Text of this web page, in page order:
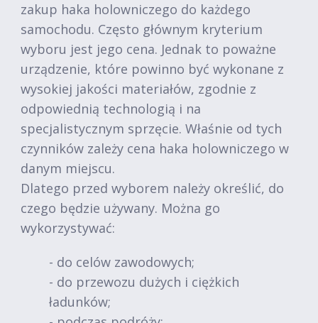
zakup haka holowniczego do każdego
samochodu. Często głównym kryterium
wyboru jest jego cena. Jednak to poważne
urządzenie, które powinno być wykonane z
wysokiej jakości materiałów, zgodnie z
odpowiednią technologią i na
specjalistycznym sprzęcie. Właśnie od tych
czynników zależy cena haka holowniczego w
danym miejscu.
Dlatego przed wyborem należy określić, do
czego będzie używany. Można go
wykorzystywać:
- do celów zawodowych;
- do przewozu dużych i ciężkich
ładunków;